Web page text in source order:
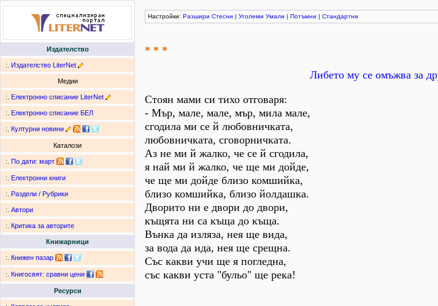
Издателство
:. Издателство LiterNet
Медии
:. Електронно списание LiterNet
:. Електронно списание БЕЛ
:. Културни новини
Каталози
:. По дати: март
:. Електронни книги
:. Раздели / Рубрики
:. Автори
:. Критика за авторите
Книжарници
:. Книжен пазар
:. Книгосвят: сравни цени
Ресурси
Настройки: Разшири Стесни | Уголеми Умали | Потъмни | Стандартни
* * *
Либето му се омъжва за
Стоян мами си тихо отговаря:
- Мър, мале, мале, мър, мила мале,
сгодила ми се й любовничката,
любовничката, сговорничката.
Аз не ми й жалко, че се й сгодила,
я най ми й жалко, че ще ми дойде,
че ще ми дойде близо комшийка,
близо комшийка, близо йолдашка.
Дворито ни е двори до двори,
къщята ни са къща до къща.
Вънка да изляза, нея ще вида,
за вода да ида, нея ще срещна.
Със какви учи ще я погледна,
със какви уста "бульо" ще река!